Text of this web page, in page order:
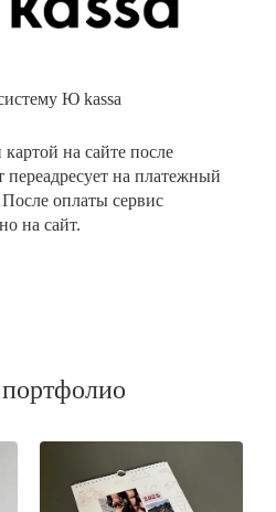
Ю kassa
на сайте после
переадресует на платежный
оплаты сервис
на сайт.